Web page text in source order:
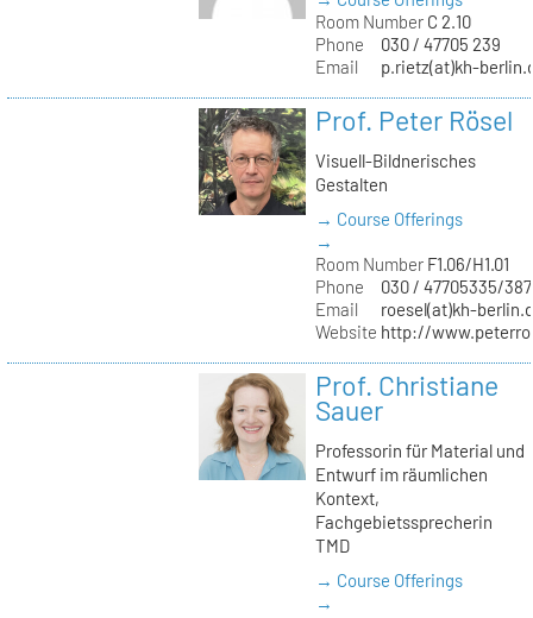
Room NumberC 2.10
Phone
030 / 47705 239
Email
p.rietz(at)kh-
Prof. Peter Rösel
Visuell-Bildnerisches
Gestalten
→ Course Offerings
→
Room NumberF1.06/H1.01
Phone
030 / 47705335/387
Email
roesel(at)kh-
Website http://
Prof. Christiane
Sauer
Professorin für Material und
Entwurf im räumlichen
Kontext,
Fachgebietssprecherin
TMD
→ Course Offerings
→